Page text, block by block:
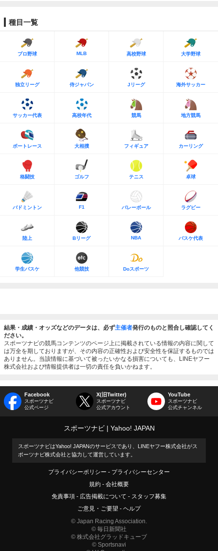
種目一覧
プロ野球 MLB 高校野球 大学野球
独立リーグ 侍ジャパン Jリーグ 海外サッカー
サッカー代表 高校年代 競馬 地方競馬
ボートレース 大相撲 フィギュア カーリング
格闘技 ゴルフ テニス 卓球
バドミントン F1 バレーボール ラグビー
陸上 Bリーグ NBA バスケ代表
学生バスケ 他競技 Doスポーツ
結果・成績・オッズなどのデータは、必ず主催者発行のものと照合し確認してく
ださい。
スポーツナビの競馬コンテンツのページ上に掲載されている情報の内容に関して
は万全を期しておりますが、その内容の正確性および安全性を保証するものでは
ありません。当該情報に基づいて被ったいかなる損害についても、LINEヤフー
株式会社および情報提供者は一切の責任を負いかねます。
Facebook
スポーツナビ
公式ページ
X(旧Twitter)
スポーツナビ
公式アカウント
YouTube
スポーツナビ
公式チャンネル
スポーツナビ Yahoo! JAPAN
スポーツナビはYahoo! JAPANのサービスであり、LINEヤフー株式会社がス
ポーツナビ株式会社と協力して運営しています。
プライバシーポリシー
プライバシーセンター
規約
会社概要
免責事項
広告掲載について
スタッフ募集
ご意見・ご要望
ヘルプ
© Japan Racing Association.
© 毎日新聞社
© 株式会社グラッドキューブ
© Sportsnavi